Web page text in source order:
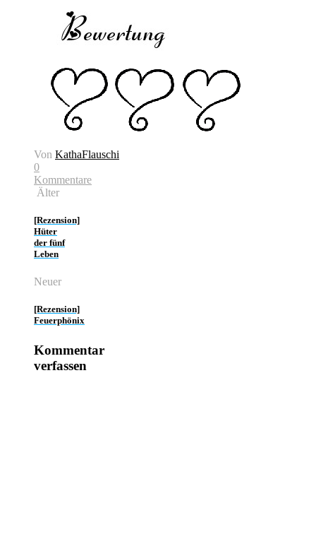
Von KathaFlauschi
0
Kommentare
Älter
[Rezension]
Hüter
der fünf
Leben
Neuer
[Rezension]
Feuerphönix
Kommentar
verfassen